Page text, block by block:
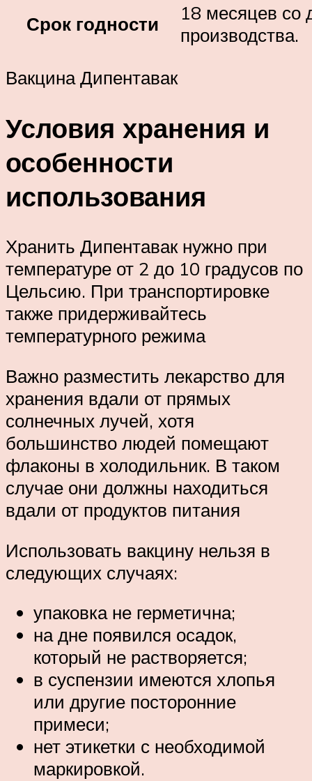
Срок годности
18 месяцев со
производства.
Вакцина Дипентавак
Условия хранения и
особенности
использования
Хранить Дипентавак нужно при
температуре от 2 до 10 градусов по
Цельсию. При транспортировке
также придерживайтесь
температурного режима
Важно разместить лекарство для
хранения вдали от прямых
солнечных лучей, хотя
большинство людей помещают
флаконы в холодильник. В таком
случае они должны находиться
вдали от продуктов питания
Использовать вакцину нельзя в
следующих случаях:
упаковка не герметична;
на дне появился осадок,
который не растворяется;
в суспензии имеются хлопья
или другие посторонние
примеси;
нет этикетки с необходимой
маркировкой.